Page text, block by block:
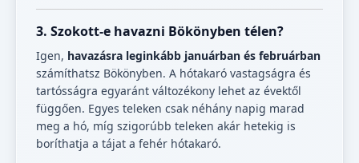
3. Szokott-e havazni Bökönyben télen?
Igen, havazásra leginkább januárban és februárban
számíthatsz Bökönyben. A hótakaró vastagságra és
tartósságra egyaránt változékony lehet az évektől
függően. Egyes teleken csak néhány napig marad
meg a hó, míg szigorúbb teleken akár hetekig is
boríthatja a tájat a fehér hótakaró.